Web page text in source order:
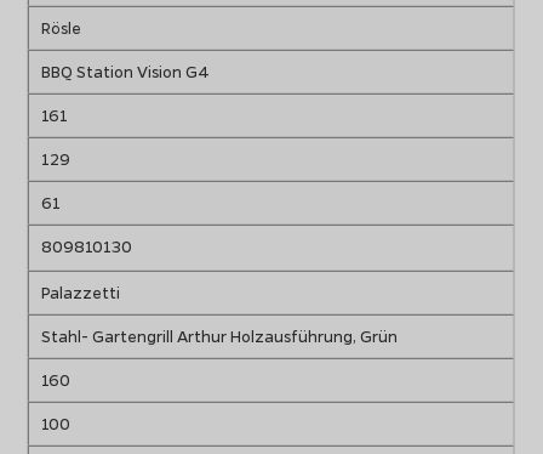
Rösle
BBQ Station Vision G4
161
129
61
809810130
Palazzetti
Stahl- Gartengrill Arthur Holzausführung, Grün
160
100